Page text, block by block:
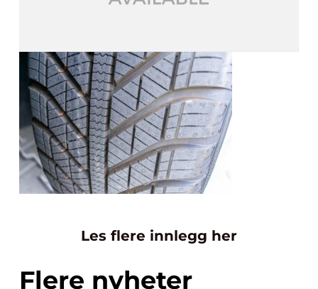
Les flere innlegg her
Flere nyheter